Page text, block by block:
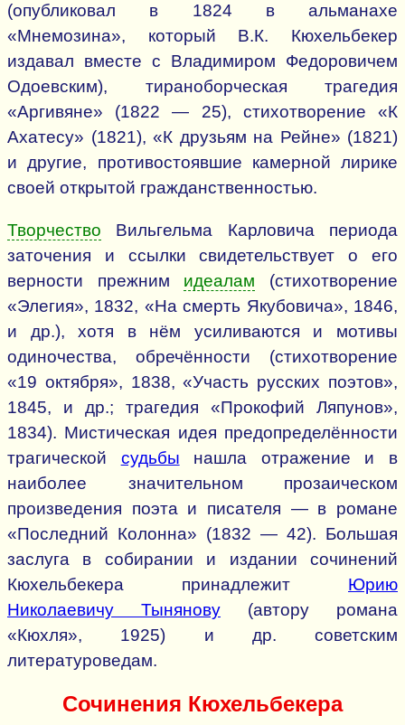
(опубликовал в 1824 в альманахе
«Мнемозина», который В.К. Кюхельбекер
издавал вместе с Владимиром Федоровичем
Одоевским), тираноборческая трагедия
«Аргивяне» (1822 — 25), стихотворение «К
Ахатесу» (1821), «К друзьям на Рейне» (1821)
и другие, противостоявшие камерной лирике
своей открытой гражданственностью.
Творчество Вильгельма Карловича периода
заточения и ссылки свидетельствует о его
верности прежним идеалам (стихотворение
«Элегия», 1832, «На смерть Якубовича», 1846,
и др.), хотя в нём усиливаются и мотивы
одиночества, обречённости (стихотворение
«19 октября», 1838, «Участь русских поэтов»,
1845, и др.; трагедия «Прокофий Ляпунов»,
1834). Мистическая идея предопределённости
трагической судьбы нашла отражение и в
наиболее значительном прозаическом
произведения поэта и писателя — в романе
«Последний Колонна» (1832 — 42). Большая
заслуга в собирании и издании сочинений
Кюхельбекера принадлежит Юрию
Николаевичу Тынянову (автору романа
«Кюхля», 1925) и др. советским
литературоведам.
Сочинения Кюхельбекера